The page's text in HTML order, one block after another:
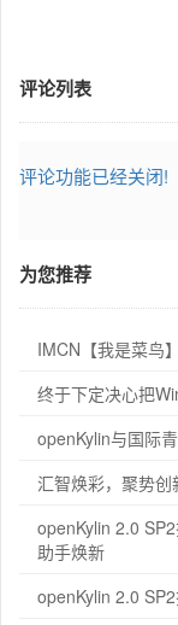
评论列表
评论功能已经关闭!
为您推荐
IMCN【我是菜鸟
终于下定决心把
openKylin与国际
汇智焕彩，聚势创
openKylin 2.0
助手焕新
openKylin 2.0 SP2